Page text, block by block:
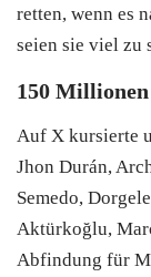
retten, wenn es
seien sie viel zu
150
Auf X kursierte
Jhon Durán,
Semedo,
Aktürkoğlu,
Abfindung für